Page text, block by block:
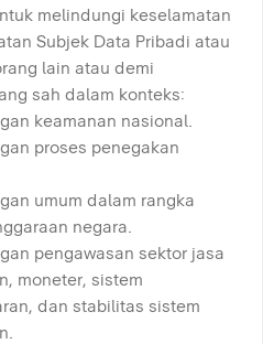
melindungi keselamatan
Subjek Data Pribadi atau
lain atau demi
sah dalam konteks:
keamanan nasional.
proses penegakan
umum dalam rangka
negara.
pengawasan sektor jasa
moneter, sistem
dan stabilitas sistem